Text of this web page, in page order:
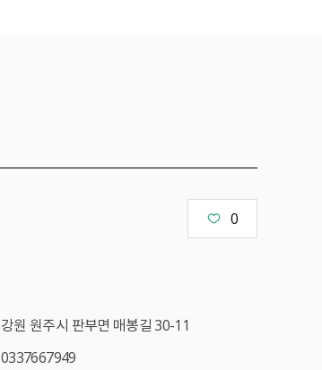
0
강원 원주시 판부면 매봉길 30-11
0337667949